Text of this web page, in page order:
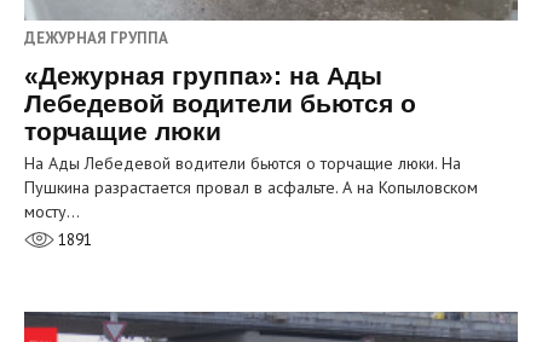
ДЕЖУРНАЯ ГРУППА
«Дежурная группа»: на Ады
Лебедевой водители бьются о
торчащие люки
На Ады Лебедевой водители бьются о торчащие люки. На
Пушкина разрастается провал в асфальте. А на Копыловском
мосту…
1891